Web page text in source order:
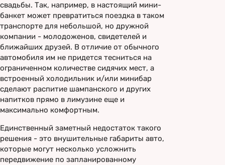
свадьбы. Так, например, в настоящий мини-
банкет может превратиться поездка в таком
транспорте для небольшой, но дружной
компании - молодоженов, свидетелей и
ближайших друзей. В отличие от обычного
автомобиля им не придется тесниться на
ограниченном количестве сидячих мест, а
встроенный холодильник и/или минибар
сделают распитие шампанского и других
напитков прямо в лимузине еще и
максимально комфортным.
Единственный заметный недостаток такого
решения - это внушительные габариты авто,
которые могут несколько усложнить
передвижение по запланированному